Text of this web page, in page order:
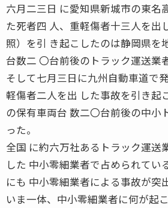
六月二三日 に愛知県新城市の東名
た死者四 人、重軽傷者十三人を出
照）を引 き起こしたのは静岡県を
台数二 〇台前後のトラック運送業者
そして七月三日に九州自動車道で
軽傷者二人を出 した事故を引き起
の保有車両台 数二〇台前後の中小
った。
全国 に約六万社あるトラック運送
した 中小零細業者で占められてい
にも 中小零細業者による事故が突
いま一体、中小零細業者に何が起